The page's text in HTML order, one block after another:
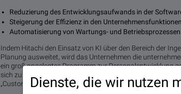
Reduzierung des Entwicklungsaufwands in der
Steigerung der Effizienz in den Unternehmensfunktionen
Automatisierung von Wartungs- und
Indem Hitachi den Einsatz von KI über den Bereich der
Planung ausweitet, wird das Unternehmen die
ein groß angelegtes Programm zur Personalentwicklung
sich zu KI-Fachkräften zu entwickeln, die fest in den
„Customer Zero“-Initiative gewonnenen Erkenntnisse
Dienste, die wir nutzen